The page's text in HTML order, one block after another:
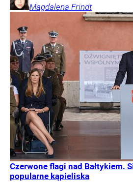
Magdalena Frindt
Czerwone flagi nad Bałtykiem.
popularne kąpieliska